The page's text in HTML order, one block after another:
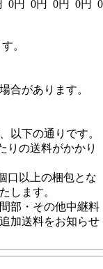
0円 0円 0円 0円
。
合があります。
以下の通りです。
りの送料がかかり
口以上の梱包とな
します。
部・その他中継料
加送料をお知らせ